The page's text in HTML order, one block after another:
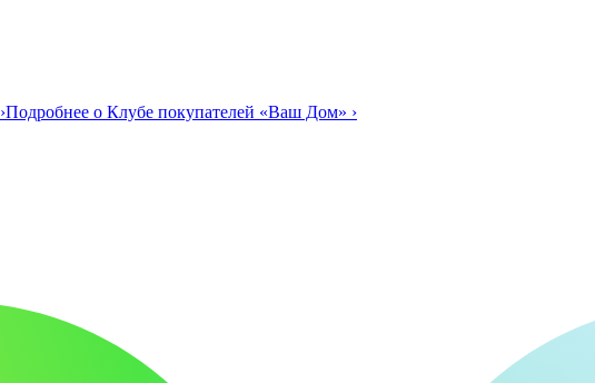
›Подробнее о Клубе покупателей «Ваш Дом» ›